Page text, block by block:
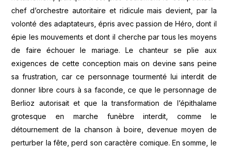
chef d’orchestre autoritaire et ridicule mais devient, par la
volonté des adaptateurs, épris avec passion de Héro, dont il
épie les mouvements et dont il cherche par tous les moyens
de faire échouer le mariage. Le chanteur se plie aux
exigences de cette conception mais on devine sans peine
sa frustration, car ce personnage tourmenté lui interdit de
donner libre cours à sa faconde, ce que le personnage de
Berlioz autorisait et que la transformation de l’épithalame
grotesque en marche funèbre interdit, comme le
détournement de la chanson à boire, devenue moyen de
perturber la fête, perd son caractère comique. En somme, le